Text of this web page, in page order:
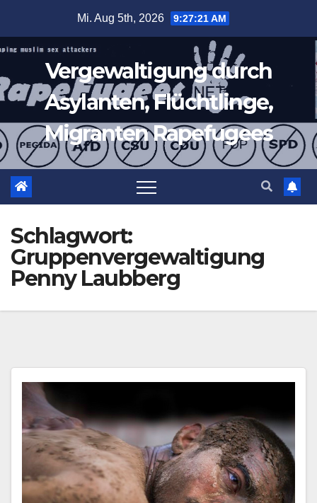
springen
Mi. Aug 5th, 2026 9:27:22 AM
Vergewaltigung durch
Asylanten, Flüchtlinge,
Migranten Rapefugees
Schlagwort:
Gruppenvergewaltigung
Penny Laubberg